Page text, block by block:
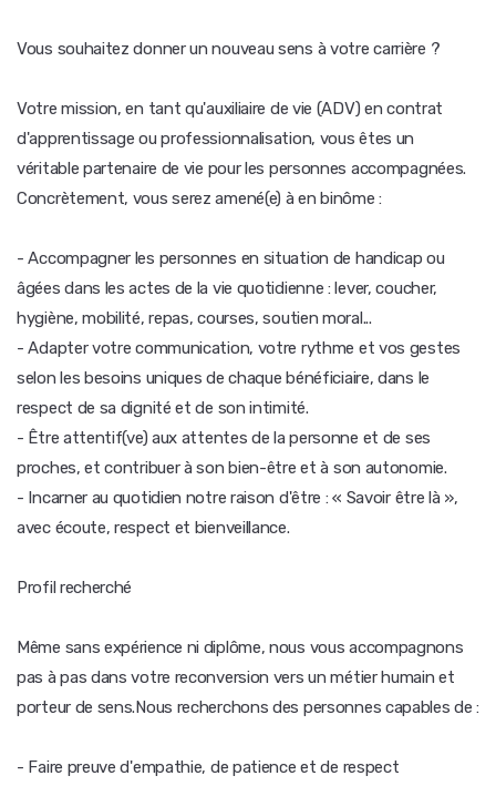
Vous souhaitez donner un nouveau sens à votre carrière ?
Votre mission, en tant qu'auxiliaire de vie (ADV) en contrat
d'apprentissage ou professionnalisation, vous êtes un
véritable partenaire de vie pour les personnes accompagnées.
Concrètement, vous serez amené(e) à en binôme :
- Accompagner les personnes en situation de handicap ou
âgées dans les actes de la vie quotidienne : lever, coucher,
hygiène, mobilité, repas, courses, soutien moral...
- Adapter votre communication, votre rythme et vos gestes
selon les besoins uniques de chaque bénéficiaire, dans le
respect de sa dignité et de son intimité.
- Être attentif(ve) aux attentes de la personne et de ses
proches, et contribuer à son bien-être et à son autonomie.
- Incarner au quotidien notre raison d'être : « Savoir être là »,
avec écoute, respect et bienveillance.
Profil recherché
Même sans expérience ni diplôme, nous vous accompagnons
pas à pas dans votre reconversion vers un métier humain et
porteur de sens.Nous recherchons des personnes capables de :
- Faire preuve d'empathie, de patience et de respect